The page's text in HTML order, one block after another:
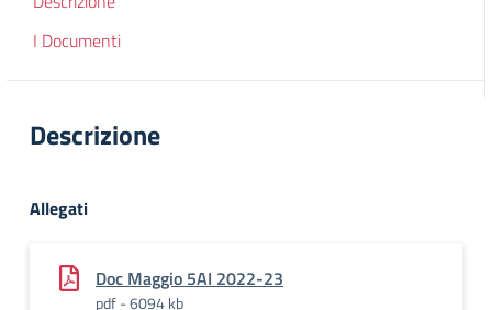
I Documenti
Descrizione
Allegati
Doc Maggio 5AI 2022-23
pdf - 6094 kb